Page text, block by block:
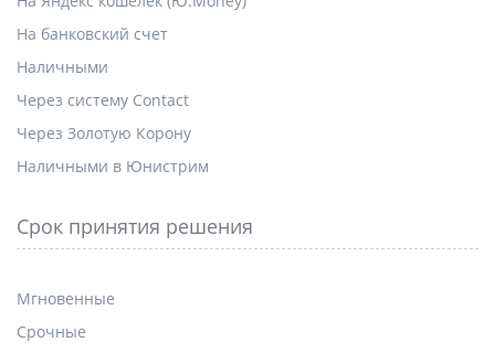
На банковский счет
Наличными
Через систему Contact
Через Золотую Корону
Наличными в Юнистрим
Срок принятия решения
Мгновенные
Срочные